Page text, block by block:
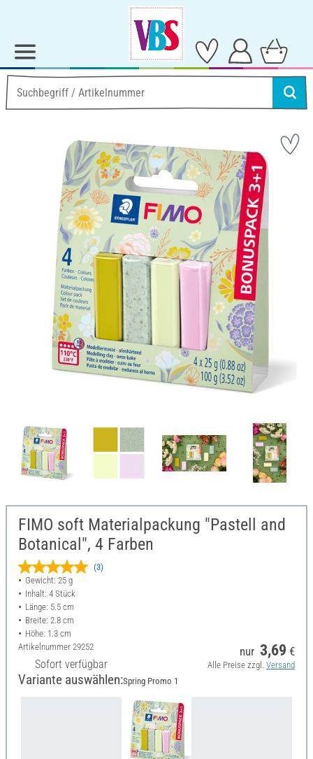
FIMO soft Materialpackung "Pastell and
Botanical", 4 Farben
(3)
Gewicht: 25 g
Inhalt: 4 Stück
Länge: 5.5 cm
Breite: 2.8 cm
Höhe: 1.3 cm
Artikelnummer 29252
Sofort verfügbar
nur 3,69 €
Alle Preise zzgl. Versand
Variante auswählen:Spring Promo 1